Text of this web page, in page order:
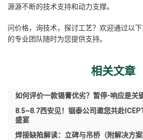
源源不断的技术支持和动力支撑。
问价格，询技术，探讨工艺？欢迎通过以
的专业团队随时为您提供支持。
相关文章
如何评价一款锡膏优劣？暂停-响应是关键
8.5~8.7西安见！铟泰公司邀您共赴
盛宴
焊接缺陷解读：立碑与吊桥（附解决方案